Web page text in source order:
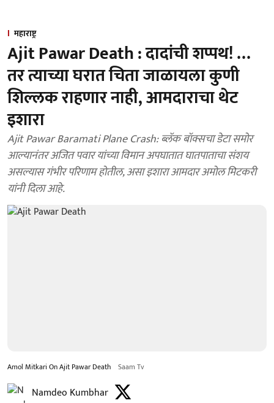
महाराष्ट्र
Ajit Pawar Death : दादांची शप्पथ! …
तर त्याच्या घरात चिता जाळायला कुणी
शिल्लक राहणार नाही, आमदाराचा थेट
इशारा
Ajit Pawar Baramati Plane Crash: ब्लॅक बॉक्सचा डेटा समोर
आल्यानंतर अजित पवार यांच्या विमान अपघातात घातपाताचा संशय
असल्यास गंभीर परिणाम होतील, असा इशारा आमदार अमोल मिटकरी
यांनी दिला आहे.
Amol Mitkari On Ajit Pawar Death Saam Tv
Namdeo Kumbhar